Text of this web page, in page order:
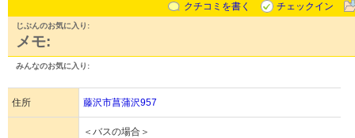
クチコミを書く
チェックイン
じぶんのお気に入り:
メモ:
みんなのお気に入り:
住所 藤沢市菖蒲沢957
＜バスの場合＞